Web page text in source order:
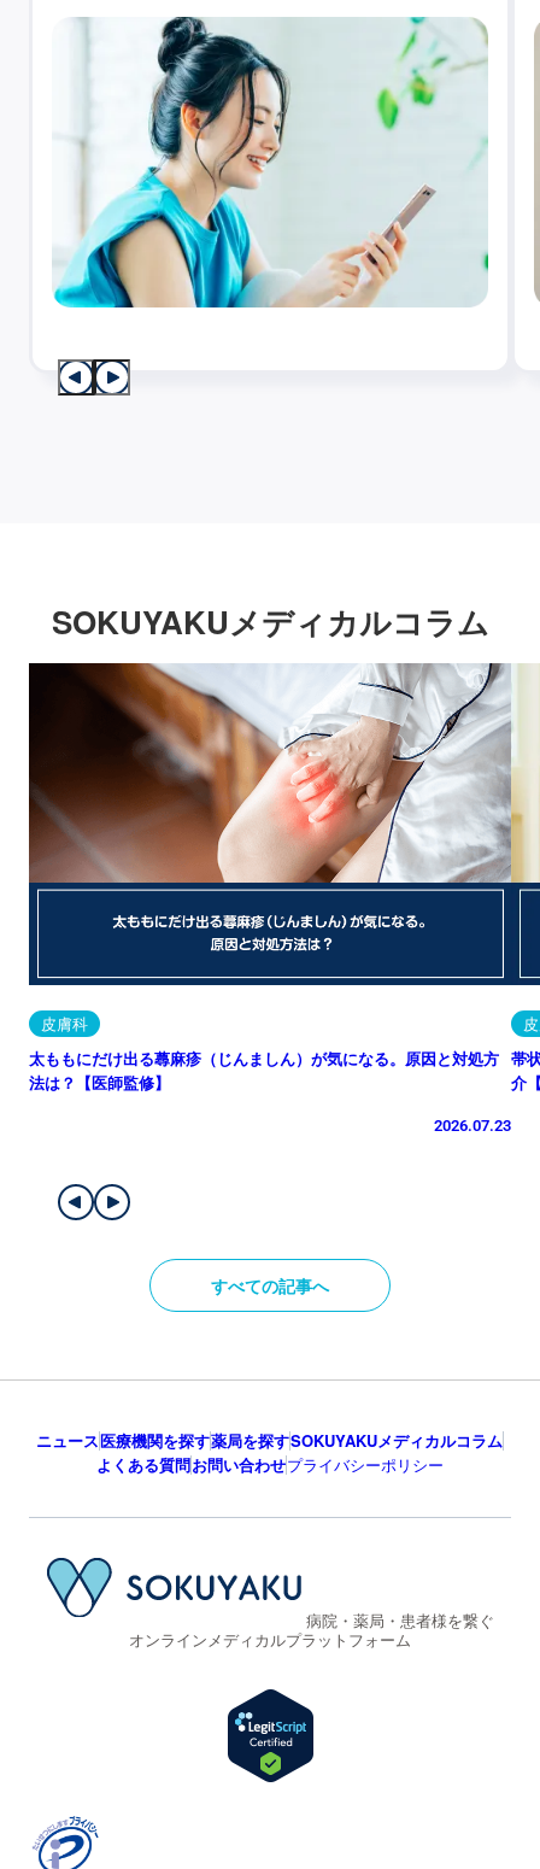
SOKUYAKUメディカルコラム
皮膚科
太ももにだけ出る蕁麻疹（じんましん）が気になる。原因と対処方
法は？【医師監修】
2026.07.23
帯
介
すべての記事へ
ニュース医療機関を探す薬局を探すSOKUYAKUメディカルコラム
よくある質問お問い合わせプライバシーポリシー
病院・薬局・患者様を繋ぐ
オンラインメディカルプラットフォーム